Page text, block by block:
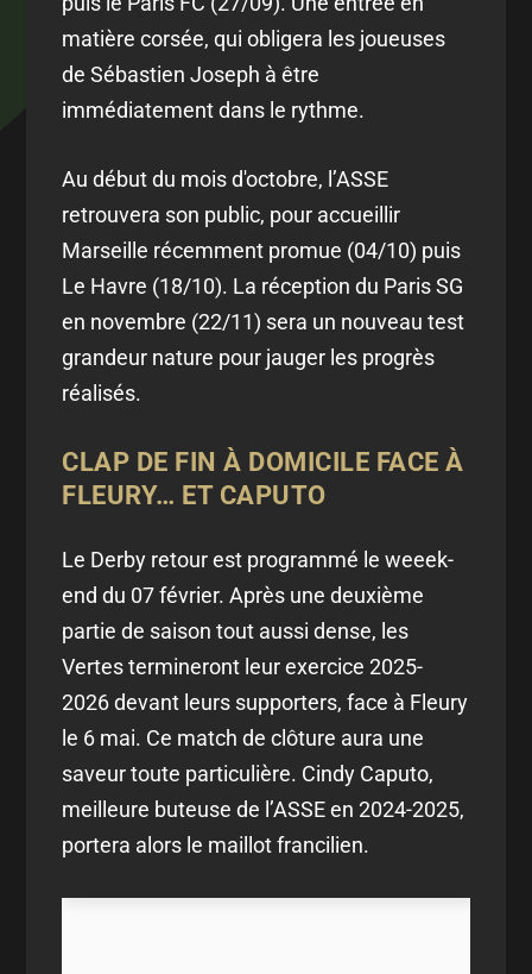
matière corsée, qui obligera les joueuses
de Sébastien Joseph à être
immédiatement dans le rythme.
Au début du mois d'octobre, l’ASSE
retrouvera son public, pour accueillir
Marseille récemment promue (04/10) puis
Le Havre (18/10). La réception du Paris SG
en novembre (22/11) sera un nouveau test
grandeur nature pour jauger les progrès
réalisés.
CLAP DE FIN À DOMICILE FACE À
FLEURY… ET CAPUTO
Le Derby retour est programmé le weeek-
end du 07 février. Après une deuxième
partie de saison tout aussi dense, les
Vertes termineront leur exercice 2025-
2026 devant leurs supporters, face à Fleury
le 6 mai. Ce match de clôture aura une
saveur toute particulière. Cindy Caputo,
meilleure buteuse de l’ASSE en 2024-2025,
portera alors le maillot francilien.